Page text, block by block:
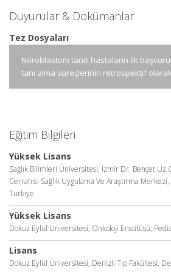
Duyurular & Dokümanlar
Tez Dosyaları
Nöroblastom tanılı hastaların ilk başvuru
tanı alma süreçlerinin retrospektif
Eğitim Bilgileri
Yüksek Lisans
Sağlık Bilimleri Üniversitesi, İzmir Dr. Behçet Uz
Cerrahisi Sağlık Uygulama Ve Araştırma
Türkiye
Yüksek Lisans
Dokuz Eylül Üniversitesi, Onkoloji Enstitüsü,
Lisans
Dokuz Eylül Üniversitesi, Denizli Tıp Fakültesi,